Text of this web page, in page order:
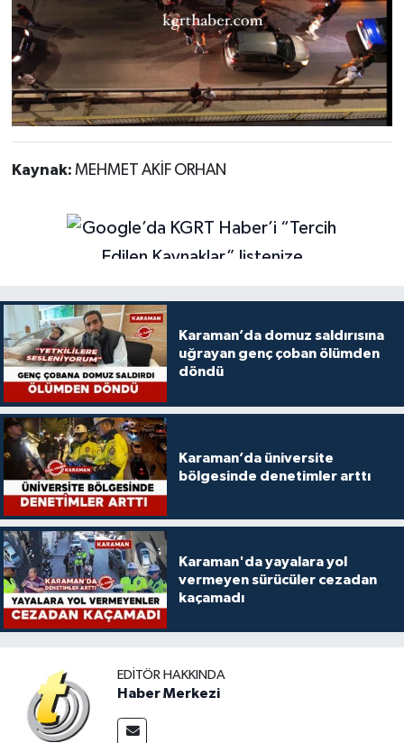
Kaynak: MEHMET AKİF ORHAN
Karaman’da domuz saldırısına
uğrayan genç çoban ölümden
döndü
Karaman’da üniversite
bölgesinde denetimler arttı
Karaman'da yayalara yol
vermeyen sürücüler cezadan
kaçamadı
EDITÖR HAKKINDA
Haber Merkezi